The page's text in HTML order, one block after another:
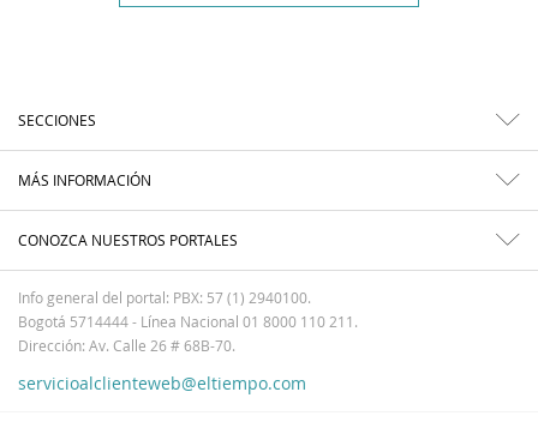
SECCIONES
MÁS INFORMACIÓN
CONOZCA NUESTROS PORTALES
Info general del portal: PBX: 57 (1) 2940100.
Bogotá 5714444 - Línea Nacional 01 8000 110 211.
Dirección: Av. Calle 26 # 68B-70.
servicioalclienteweb@eltiempo.com